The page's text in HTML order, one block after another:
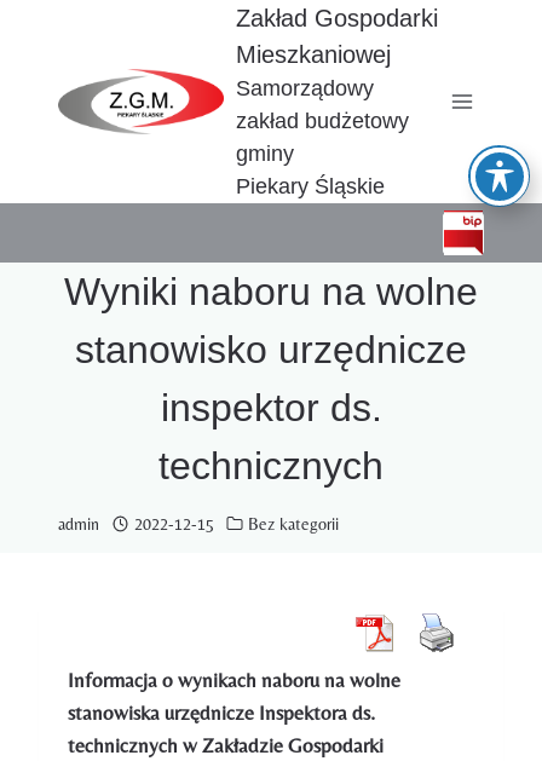
Zakład Gospodarki
Mieszkaniowej
Samorządowy
zakład budżetowy
gminy
Piekary Śląskie
Wyniki naboru na wolne
stanowisko urzędnicze
inspektor ds.
technicznych
admin 2022-12-15 Bez kategorii
Informacja o wynikach naboru na wolne
stanowiska urzędnicze Inspektora ds.
technicznych w Zakładzie Gospodarki